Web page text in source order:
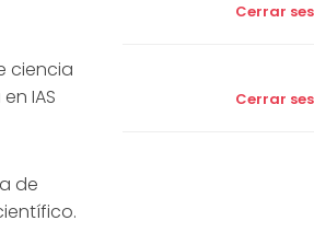
ciencia
IAS
de
Cerrar
Cerrar